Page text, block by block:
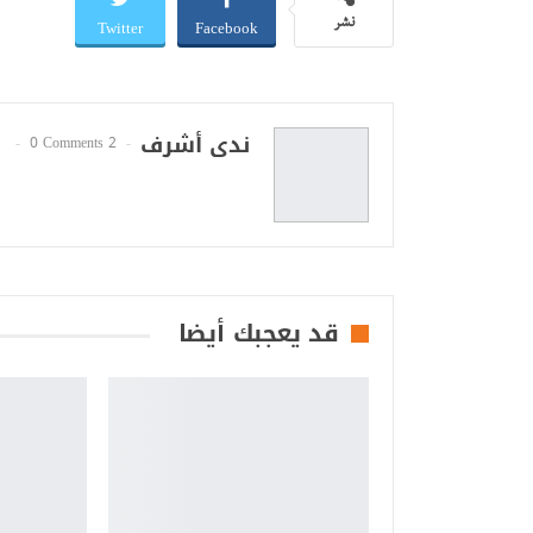
نشر Facebook
Twitter
ندى أشرف 2 Posts
0 Comments
قد يعجبك أيضا